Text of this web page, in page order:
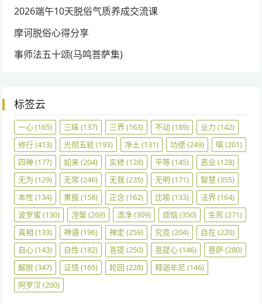
2026端午10天脱俗气质养成交流课
摩诃脱俗心得分享
事师法五十颂(马鸣菩萨集)
标签云
一心(165) 三昧(137) 三界(163) 不动(189) 业力 (142)
修行(413) 光彻五轮(193) 净土 (131) 功德(249) 嗔(201)
四禅(177) 如来(204) 实修(128) 平等(145) 恶业 (128)
无为 (129) 无常 (246) 无我(235) 无明 (171) 智慧 (355)
本性 (134) 果报 (158) 正念(162) 比喻(133) 法界(164)
波罗蜜 (130) 涅槃(269) 清净(309) 烦恼(350) 生死(271)
真相 (133) 神通 (196) 禅定 (259) 究竟(204) 自在(220)
自心(143) 自性 (182) 菩提(250) 菩提心(146) 菩萨(280)
解脱 (347) 证悟(165) 轮回 (228) 释迦牟尼 (146)
阿罗汉 (200)